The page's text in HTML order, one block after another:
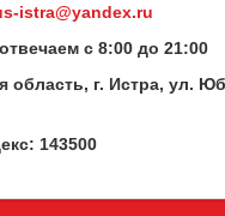
istra@yandex.ru
с 8:00 до 21:00
область, г. Истра, ул.
143500